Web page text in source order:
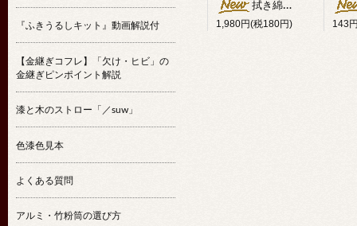
拭き綿代用クロス25cm幅×10m
1,980円(税180円) 143
『ふきうるしキット』動画解説付
【金継ぎコフレ】「欠け・ヒビ」の
金継ぎピンポイント解説
漆と木のストロー「／suw」
色漆色見本
よくある質問
アルミ・竹粉筒の選び方